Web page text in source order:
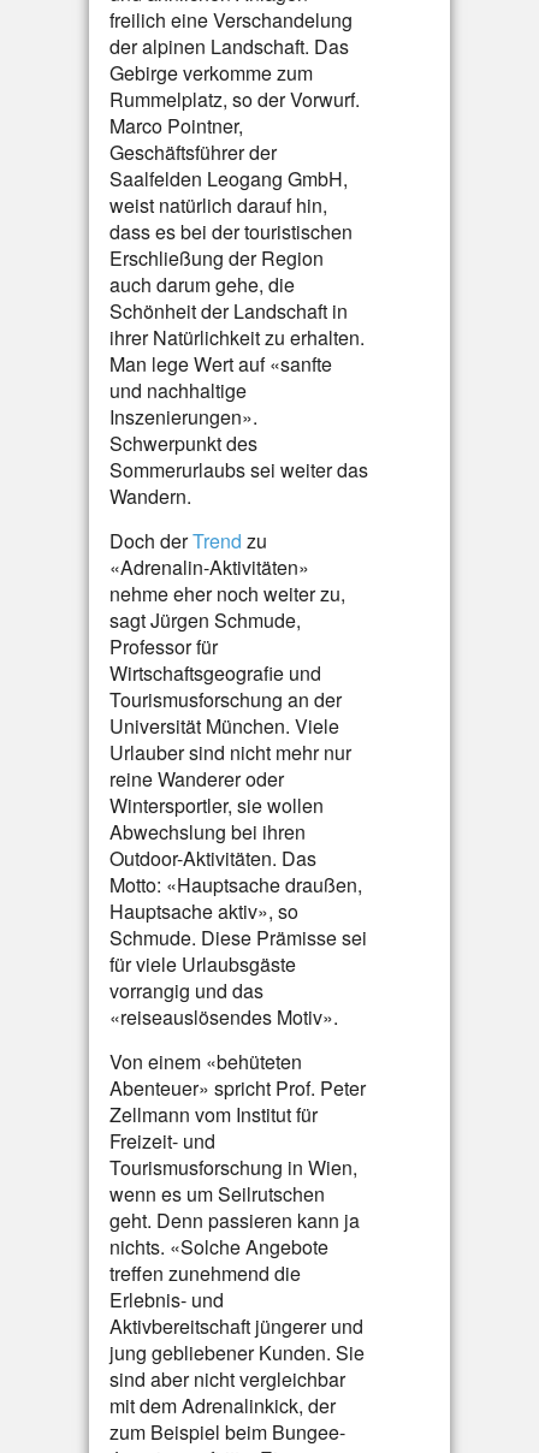
freilich eine Verschandelung
der alpinen Landschaft. Das
Gebirge verkomme zum
Rummelplatz, so der Vorwurf.
Marco Pointner,
Geschäftsführer der
Saalfelden Leogang GmbH,
weist natürlich darauf hin,
dass es bei der touristischen
Erschließung der Region
auch darum gehe, die
Schönheit der Landschaft in
ihrer Natürlichkeit zu erhalten.
Man lege Wert auf «sanfte
und nachhaltige
Inszenierungen».
Schwerpunkt des
Sommerurlaubs sei weiter das
Wandern.
Doch derTrend zu
«Adrenalin-Aktivitäten»
nehme eher noch weiter zu,
sagt Jürgen Schmude,
Professor für
Wirtschaftsgeografie und
Tourismusforschung an der
Universität München. Viele
Urlauber sind nicht mehr nur
reine Wanderer oder
Wintersportler, sie wollen
Abwechslung bei ihren
Outdoor-Aktivitäten. Das
Motto: «Hauptsache draußen,
Hauptsache aktiv», so
Schmude. Diese Prämisse sei
für viele Urlaubsgäste
vorrangig und das
«reiseauslösendes Motiv».
Von einem «behüteten
Abenteuer» spricht Prof. Peter
Zellmann vom Institut für
Freizeit- und
Tourismusforschung in Wien,
wenn es um Seilrutschen
geht. Denn passieren kann ja
nichts. «Solche Angebote
treffen zunehmend die
Erlebnis- und
Aktivbereitschaft jüngerer und
jung gebliebener Kunden. Sie
sind aber nicht vergleichbar
mit dem Adrenalinkick, der
zum Beispiel beim Bungee-